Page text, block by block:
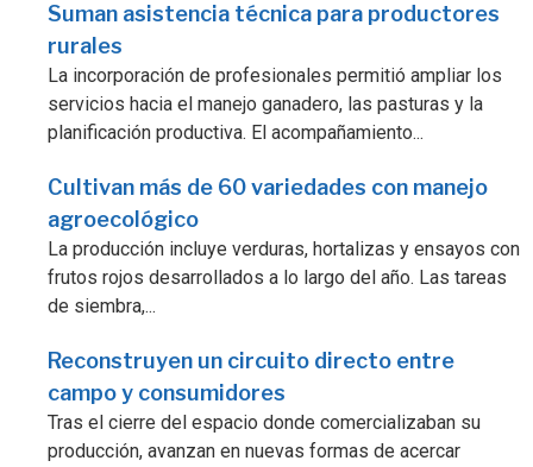
Suman asistencia técnica para productores
rurales
La incorporación de profesionales permitió ampliar los
servicios hacia el manejo ganadero, las pasturas y la
planificación productiva. El acompañamiento...
Cultivan más de 60 variedades con manejo
agroecológico
La producción incluye verduras, hortalizas y ensayos con
frutos rojos desarrollados a lo largo del año. Las tareas
de siembra,...
Reconstruyen un circuito directo entre
campo y consumidores
Tras el cierre del espacio donde comercializaban su
producción, avanzan en nuevas formas de acercar